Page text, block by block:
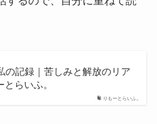
りもーとらいふ。
の記録｜苦しみと解放のリア
らいふ。